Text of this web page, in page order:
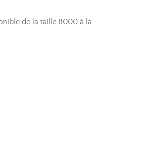
de la taille 8000 à la